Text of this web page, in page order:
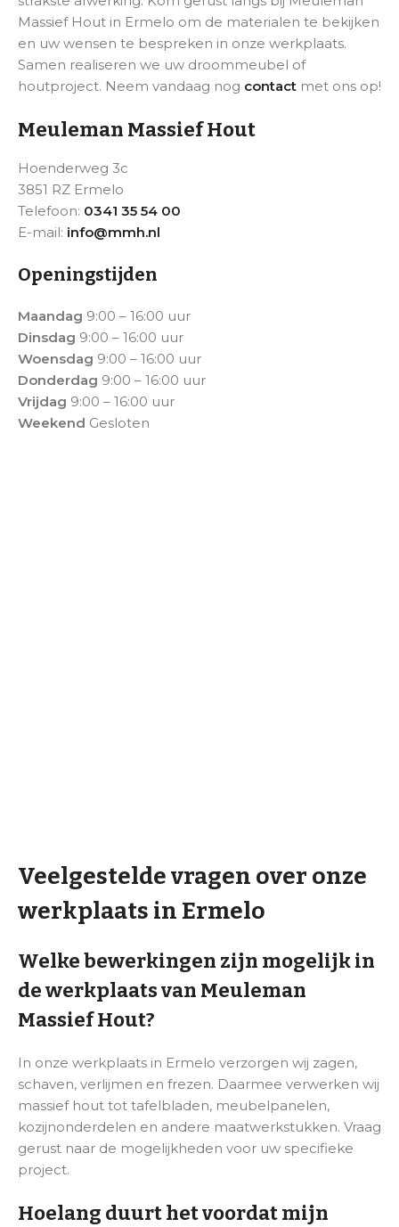
Massief Hout in Ermelo om de materialen te bekijken
en uw wensen te bespreken in onze werkplaats.
Samen realiseren we uw droommeubel of
houtproject. Neem vandaag nog contact met ons op!
Meuleman Massief Hout
Hoenderweg 3c
3851 RZ Ermelo
Telefoon: 0341 35 54 00
E-mail: info@mmh.nl
Openingstijden
Maandag 9:00 – 16:00 uur
Dinsdag 9:00 – 16:00 uur
Woensdag 9:00 – 16:00 uur
Donderdag 9:00 – 16:00 uur
Vrijdag 9:00 – 16:00 uur
Weekend Gesloten
Veelgestelde vragen over onze
werkplaats in Ermelo
Welke bewerkingen zijn mogelijk in
de werkplaats van Meuleman
Massief Hout?
In onze werkplaats in Ermelo verzorgen wij zagen,
schaven, verlijmen en frezen. Daarmee verwerken wij
massief hout tot tafelbladen, meubelpanelen,
kozijnonderdelen en andere maatwerkstukken. Vraag
gerust naar de mogelijkheden voor uw specifieke
project.
Hoelang duurt het voordat mijn